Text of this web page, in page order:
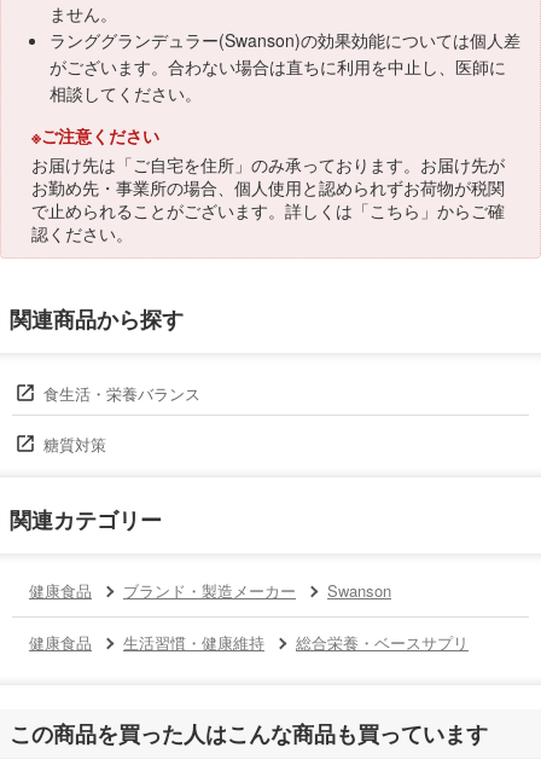
ません。
ランググランデュラー(Swanson)の効果効能については個人差
がございます。合わない場合は直ちに利用を中止し、医師に
相談してください。
※ご注意ください
お届け先は「ご自宅を住所」のみ承っております。お届け先が
お勤め先・事業所の場合、個人使用と認められずお荷物が税関
で止められることがございます。詳しくは「こちら 」からご確
認ください。
関連商品から探す
食生活・栄養バランス
糖質対策
関連カテゴリー
健康食品 ブランド・製造メーカー Swanson
健康食品 生活習慣・健康維持 総合栄養・ベースサプリ
この商品を買った人はこんな商品も買っています